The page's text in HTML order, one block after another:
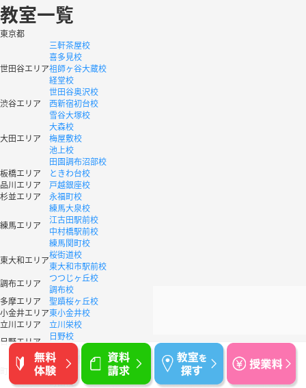
教室一覧
東京都
世田谷エリア
三軒茶屋校
喜多見校
祖師ヶ谷大蔵校
経堂校
世田谷奥沢校
渋谷エリア
西新宿初台校
大田エリア
雪谷大塚校
大森校
梅屋敷校
池上校
田園調布沼部校
板橋エリア
ときわ台校
品川エリア
戸越銀座校
杉並エリア
永福町校
練馬エリア
練馬大泉校
江古田駅前校
中村橋駅前校
練馬関町校
東大和エリア桜街道校
東大和市駅前校
調布エリア
つつじヶ丘校
調布校
多摩エリア
聖蹟桜ヶ丘校
小金井エリア東小金井校
立川エリア
立川栄校
日野エリア
日野校
高幡不動校
町田エリア
町田木曽校
成瀬校
町田校